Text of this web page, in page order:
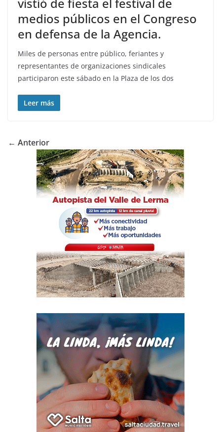
medios públicos en el Congreso
en defensa de la Agencia.
Miles de personas entre público, feriantes y
representantes de organizaciones sindicales
participaron este sábado en la Plaza de los dos
Leer más
← Anterior